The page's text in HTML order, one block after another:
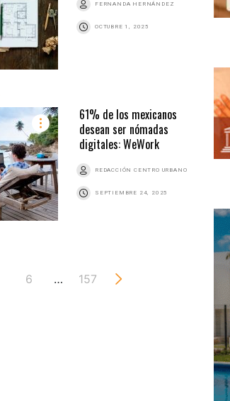
FERNANDA HERNÁNDEZ
OCTUBRE 1, 2025
61% de los mexicanos
desean ser nómadas
digitales: WeWork
REDACCIÓN CENTRO URBANO
SEPTIEMBRE 24, 2025
6 … 157